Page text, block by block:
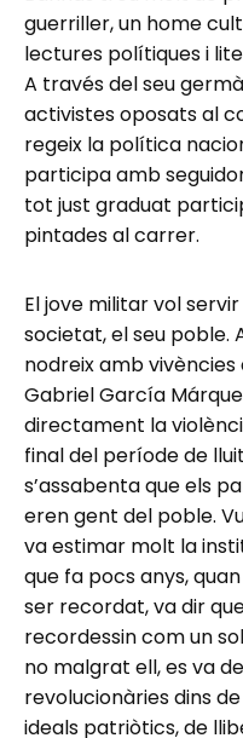
guerriller, un home
lectures polítiques i
A través del seu
activistes oposats al
regeix la política
participa amb
tot just graduat
pintades al carrer.
El jove militar vol
societat, el seu poble.
nodreix amb
Gabriel García
directament la
final del període de
s’assabenta que els
eren gent del poble.
va estimar molt la
que fa pocs anys,
ser recordat, va dir
recordessin com un
no malgrat ell, es va
revolucionàries dins de
ideals patriòtics, de